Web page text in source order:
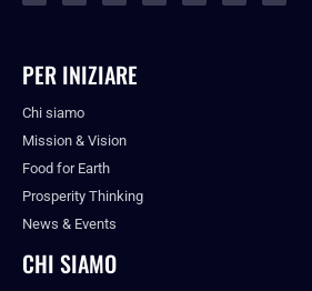
PER INIZIARE
Chi siamo
Mission & Vision
Food for Earth
Prosperity Thinking
News & Events
CHI SIAMO